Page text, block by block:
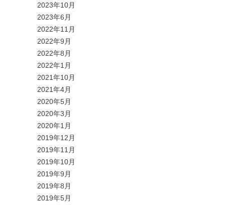
2023年10月
2023年6月
2022年11月
2022年9月
2022年8月
2022年1月
2021年10月
2021年4月
2020年5月
2020年3月
2020年1月
2019年12月
2019年11月
2019年10月
2019年9月
2019年8月
2019年5月